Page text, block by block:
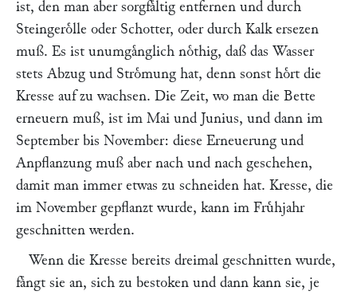
ist, den man aber sorgfaͤltig entfernen und durch
Steingeroͤlle oder Schotter, oder durch Kalk ersezen
muß. Es ist unumgaͤnglich noͤthig, daß das Wasser
stets Abzug und Stroͤmung hat, denn sonst hoͤrt die
Kresse auf zu wachsen. Die Zeit, wo man die Bette
erneuern muß, ist im Mai und Junius, und dann im
September bis November: diese Erneuerung und
Anpflanzung muß aber nach und nach geschehen,
damit man immer etwas zu schneiden hat. Kresse, die
im November gepflanzt wurde, kann im Fruͤhjahr
geschnitten werden.
Wenn die Kresse bereits dreimal geschnitten wurde,
faͤngt sie an, sich zu bestoken und dann kann sie, je